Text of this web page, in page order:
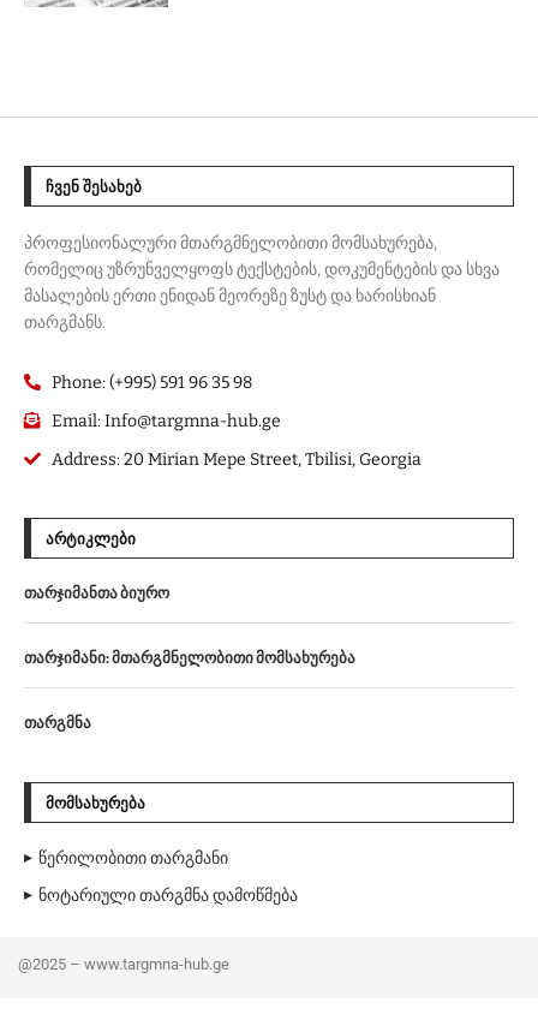
ᲩᲕᲔᲜ ᲨᲔᲡᲐᲮᲔᲑ
პროფესიონალური მთარგმნელობითი მომსახურება,
რომელიც უზრუნველყოფს ტექსტების, დოკუმენტების და სხვა
მასალების ერთი ენიდან მეორეზე ზუსტ და ხარისხიან
თარგმანს.
Phone: (+995) 591 96 35 98
Email: Info@targmna-hub.ge
Address: 20 Mirian Mepe Street, Tbilisi, Georgia
ᲐᲠᲢᲘᲙᲚᲔᲑᲘ
თარჯიმანთა ბიურო
თარჯიმანი: მთარგმნელობითი მომსახურება
თარგმნა
ᲛᲝᲛᲡᲐᲮᲣᲠᲔᲑᲐ
წერილობითი თარგმანი
ნოტარიული თარგმნა დამოწმება
@2025 – www.targmna-hub.ge